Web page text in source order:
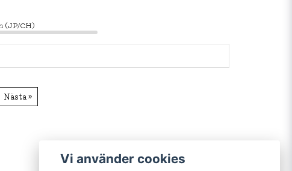
(JP/CH)
Nästa »
Vi använder cookies